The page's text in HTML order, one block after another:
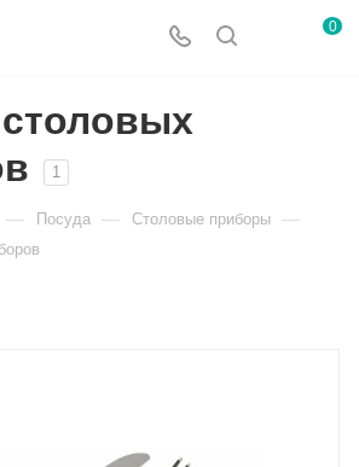
0
1
— Посуда — Столовые приборы —